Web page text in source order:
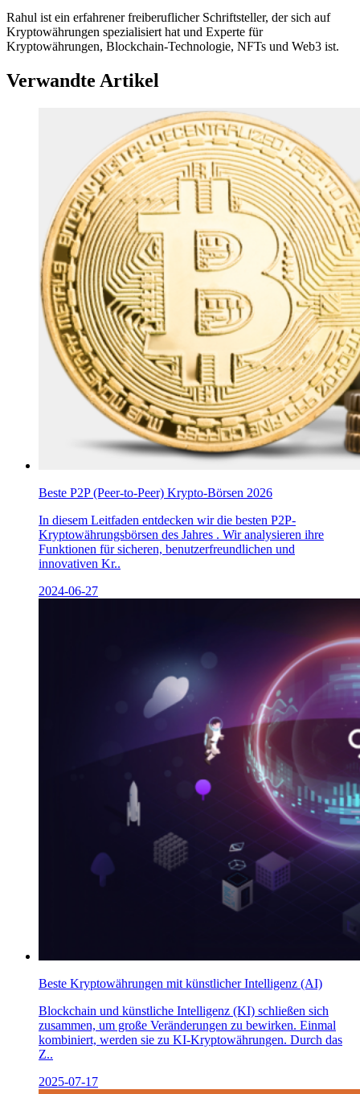
Rahul ist ein erfahrener freiberuflicher Schriftsteller, der sich auf
Kryptowährungen spezialisiert hat und Experte für
Kryptowährungen, Blockchain-Technologie, NFTs und Web3 ist.
Verwandte Artikel
Beste P2P (Peer-to-Peer) Krypto-Börsen 2026
In diesem Leitfaden entdecken wir die besten P2P-
Kryptowährungsbörsen des Jahres . Wir analysieren ihre
Funktionen für sicheren, benutzerfreundlichen und
innovativen Kr..
2024-06-27
Beste Kryptowährungen mit künstlicher Intelligenz (AI)
Blockchain und künstliche Intelligenz (KI) schließen sich
zusammen, um große Veränderungen zu bewirken. Einmal
kombiniert, werden sie zu KI-Kryptowährungen. Durch das
Z..
2025-07-17